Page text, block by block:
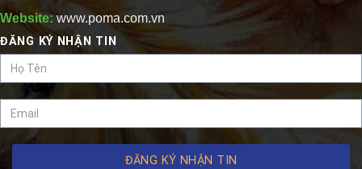
Website:www.poma.com.vn
ĐĂNG KÝ NHẬN TIN
ĐĂNG KÝ NHẬN TIN